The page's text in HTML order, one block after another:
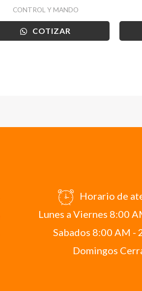
CONTROL Y MANDO
COTIZAR
Horario de
Lunes a Viernes 8:00
Sabados 8:00 AM -
Domingos